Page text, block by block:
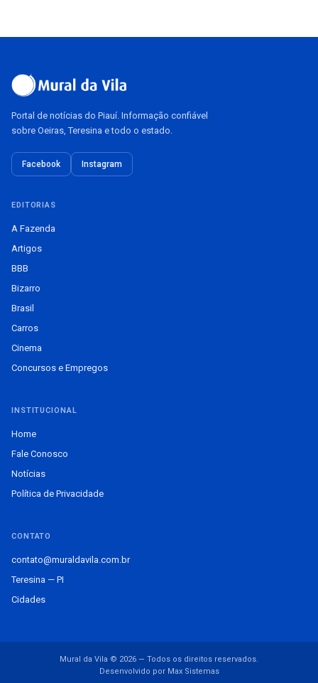
Portal de notícias do Piauí. Informação confiável
sobre Oeiras, Teresina e todo o estado.
Facebook Instagram
EDITORIAS
A Fazenda
Artigos
BBB
Bizarro
Brasil
Carros
Cinema
Concursos e Empregos
INSTITUCIONAL
Home
Fale Conosco
Notícias
Política de Privacidade
CONTATO
contato@muraldavila.com.br
Teresina — PI
Cidades
Mural da Vila © 2026 — Todos os direitos reservados.
Desenvolvido por Max Sistemas